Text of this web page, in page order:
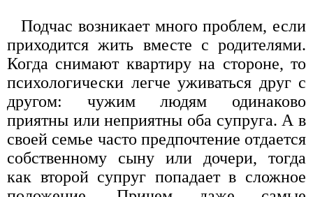
Подчас возникает много проблем, если
приходится жить вместе с родителями.
Когда снимают квартиру на стороне, то
психологически легче уживаться друг с
другом: чужим людям одинаково
приятны или неприятны оба супруга. А в
своей семье часто предпочтение отдается
собственному сыну или дочери, тогда
как второй супруг попадает в сложное